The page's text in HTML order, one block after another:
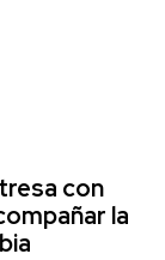
con
la